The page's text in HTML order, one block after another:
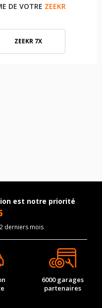
DE VOTRE ZEEKR
ZEEKR 7X
est notre priorité
derniers mois
6000 garages
partenaires